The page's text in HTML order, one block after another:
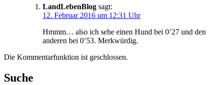
LandLebenBlog sagt:
12. Februar 2016 um 12:31 Uhr
Hmmm… also ich sehe einen Hund bei 0’27 und den
anderen bei 0’53. Merkwürdig.
Die Kommentarfunktion ist geschlossen.
Suche